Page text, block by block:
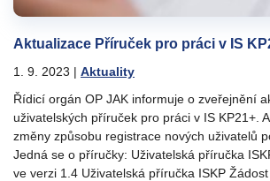
Aktualizace Příruček pro práci v IS
1. 9. 2023 | Aktuality
Řídicí orgán OP JAK informuje o zveřejnění
uživatelských příruček pro práci v IS KP21+.
změny způsobu registrace nových uživatelů
Jedná se o příručky: Uživatelská příručka
ve verzi 1.4 Uživatelská příručka ISKP